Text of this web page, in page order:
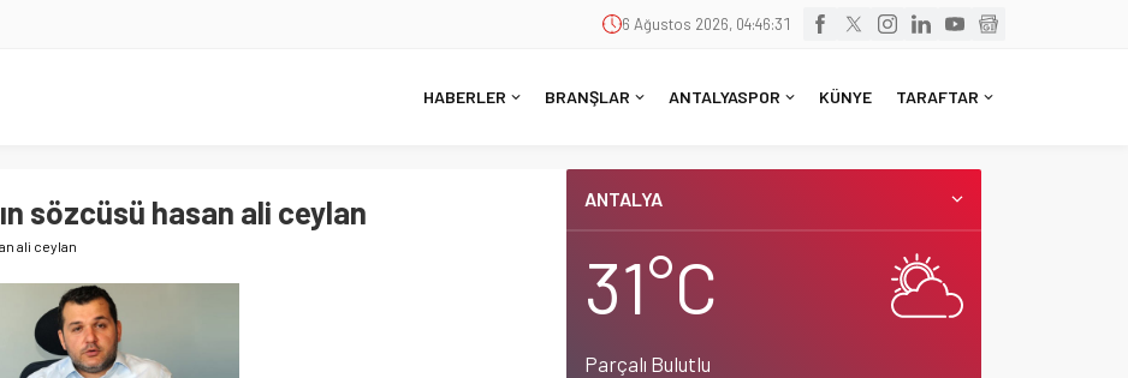
6 Ağustos 2026, 04:46:32
HABERLER BRANŞLAR ANTALYASPOR KÜNYE TARAFTAR
sözcüsü hasan ali ceylan
ali ceylan
ANTALYA
31°C
Parçalı Bulutlu